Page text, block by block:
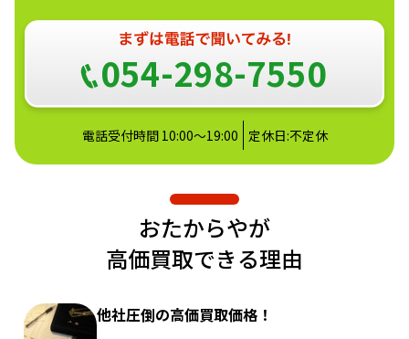
054-298-7550
電話受付時間 10:00～19:00 定休日:不定休
おたからやが
高価買取できる理由
他社圧倒の高価買取価格！